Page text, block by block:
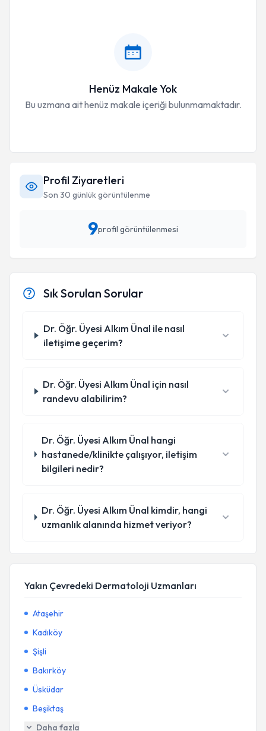
Henüz Makale Yok
Bu uzmana ait henüz makale içeriği bulunmamaktadır.
Profil Ziyaretleri
Son 30 günlük görüntülenme
9profil görüntülenmesi
Sık Sorulan Sorular
Dr. Öğr. Üyesi Alkım Ünal ile nasıl
iletişime geçerim?
Dr. Öğr. Üyesi Alkım Ünal için nasıl
randevu alabilirim?
Dr. Öğr. Üyesi Alkım Ünal hangi
hastanede/klinikte çalışıyor, iletişim
bilgileri nedir?
Dr. Öğr. Üyesi Alkım Ünal kimdir, hangi
uzmanlık alanında hizmet veriyor?
Yakın Çevredeki Dermatoloji Uzmanları
Ataşehir
Kadıköy
Şişli
Bakırköy
Üsküdar
Beşiktaş
Daha fazla